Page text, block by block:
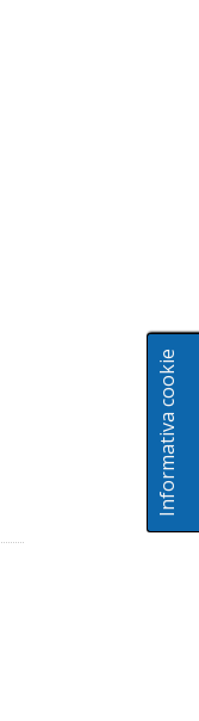
Informativa cookie